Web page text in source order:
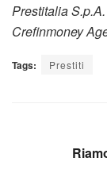
Prestitalia
Crefinmoney
Tags: Prestiti